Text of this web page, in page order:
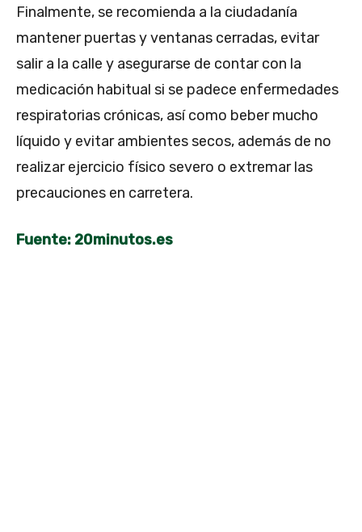
Finalmente, se recomienda a la ciudadanía
mantener puertas y ventanas cerradas, evitar
salir a la calle y asegurarse de contar con la
medicación habitual si se padece enfermedades
respiratorias crónicas, así como beber mucho
líquido y evitar ambientes secos, además de no
realizar ejercicio físico severo o extremar las
precauciones en carretera.
Fuente: 20minutos.es